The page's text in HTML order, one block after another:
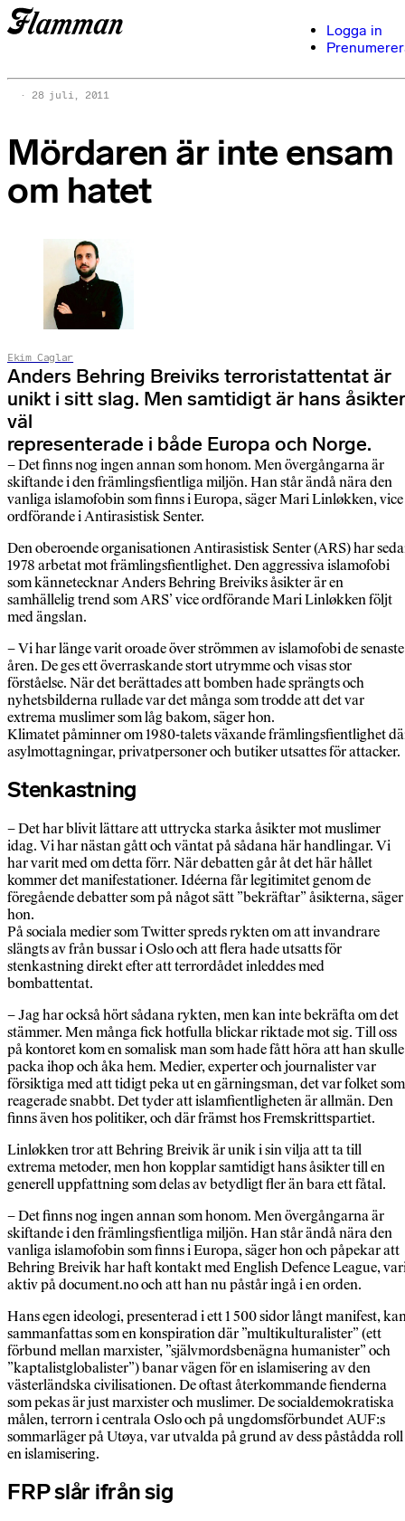
Logga in
28 juli, 2011
Mördaren är inte ensam
om hatet
Ekim Caglar
Anders Behring Breiviks terroristattentat är
unikt i sitt slag. Men samtidigt är hans åsikter
väl
representerade i både Europa och Norge.
– Det finns nog ingen annan som honom. Men övergångarna är
skiftande i den främlingsfientliga miljön. Han står ändå nära den
vanliga islamofobin som finns i Europa, säger Mari Linløkken, vice
ordförande i Antirasistisk Senter.
Den oberoende organisationen Antirasistisk Senter (ARS) har
1978 arbetat mot främlingsfientlighet. Den aggressiva islamofobi
som kännetecknar Anders Behring Breiviks åsikter är en
samhällelig trend som ARS’ vice ordförande Mari Linløkken följt
med ängslan.
– Vi har länge varit oroade över strömmen av islamofobi de senaste
åren. De ges ett överraskande stort utrymme och visas stor
förståelse. När det berättades att bomben hade sprängts och
nyhetsbilderna rullade var det många som trodde att det var
extrema muslimer som låg bakom, säger hon.
Klimatet påminner om 1980-talets växande främlingsfientlighet
asylmottagningar, privatpersoner och butiker utsattes för attacker.
Stenkastning
– Det har blivit lättare att uttrycka starka åsikter mot muslimer
idag. Vi har nästan gått och väntat på sådana här handlingar. Vi
har varit med om detta förr. När debatten går åt det här hållet
kommer det manifestationer. Idéerna får legitimitet genom de
föregående debatter som på något sätt ”bekräftar” åsikterna, säger
hon.
På sociala medier som Twitter spreds rykten om att invandrare
slängts av från bussar i Oslo och att flera hade utsatts för
stenkastning direkt efter att terrordådet inleddes med
bombattentat.
– Jag har också hört sådana rykten, men kan inte bekräfta om det
stämmer. Men många fick hotfulla blickar riktade mot sig. Till oss
på kontoret kom en somalisk man som hade fått höra att han skulle
packa ihop och åka hem. Medier, experter och journalister var
försiktiga med att tidigt peka ut en gärningsman, det var folket som
reagerade snabbt. Det tyder att islamfientligheten är allmän. Den
finns även hos politiker, och där främst hos Fremskrittspartiet.
Linløkken tror att Behring Breivik är unik i sin vilja att ta till
extrema metoder, men hon kopplar samtidigt hans åsikter till en
generell uppfattning som delas av betydligt fler än bara ett fåtal.
– Det finns nog ingen annan som honom. Men övergångarna är
skiftande i den främlingsfientliga miljön. Han står ändå nära den
vanliga islamofobin som finns i Europa, säger hon och påpekar att
Behring Breivik har haft kontakt med English Defence League,
aktiv på document.no och att han nu påstår ingå i en orden.
Hans egen ideologi, presenterad i ett 1 500 sidor långt manifest,
sammanfattas som en konspiration där ”multikulturalister” (ett
förbund mellan marxister, ”självmordsbenägna humanister” och
”kaptalistglobalister”) banar vägen för en islamisering av den
västerländska civilisationen. De oftast återkommande fienderna
som pekas är just marxister och muslimer. De socialdemokratiska
målen, terrorn i centrala Oslo och på ungdomsförbundet AUF:s
sommarläger på Utøya, var utvalda på grund av dess påstådda
en islamisering.
FRP slår ifrån sig